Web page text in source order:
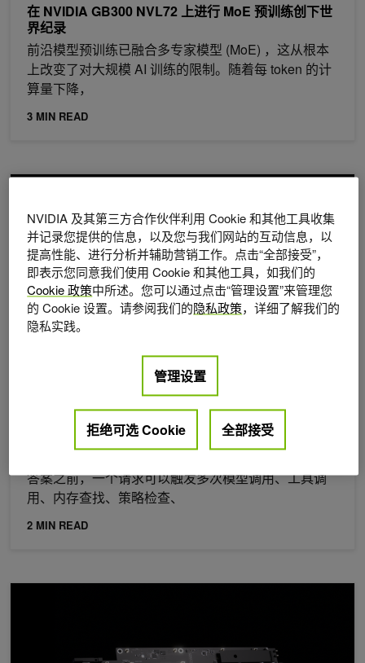
在 NVIDIA GB300 NVL72 上进行 MoE 预训练创下世
界纪录
前沿模型预训练已融合多专家模型 (MoE) ，这从根本
上改变了对大规模 AI 训练的限制。随着每 token 的计
算量下降，
3 MIN READ
借助 NVIDIA BlueField 实现极致协同设计，扩展代理
答案之前，一个请求可以触发多次模型调用、工具调
用、内存查找、策略检查、
2 MIN READ
借助 NVIDIA BlueField 实现极致协同设计，扩展代理式 AI 工厂
NVIDIA 及其第三方合作伙伴利用 Cookie 和其他工具收集
并记录您提供的信息，以及您与我们网站的互动信息，以
提高性能、进行分析并辅助营销工作。点击“全部接受”，
即表示您同意我们使用 Cookie 和其他工具，如我们的
Cookie 政策中所述。您可以通过点击“管理设置”来管理您
的 Cookie 设置。请参阅我们的隐私政策，详细了解我们的
隐私实践。
管理设置
拒绝可选 Cookie 全部接受